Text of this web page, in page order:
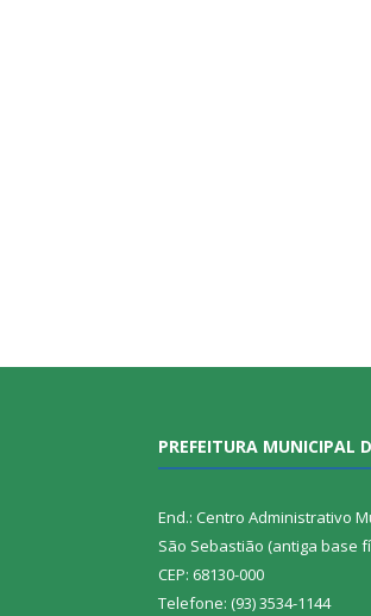
PREFEITURA MUNICIPAL
End.: Centro Administrativo
São Sebastião (antiga base
CEP: 68130-000
Telefone: (93) 3534-1144